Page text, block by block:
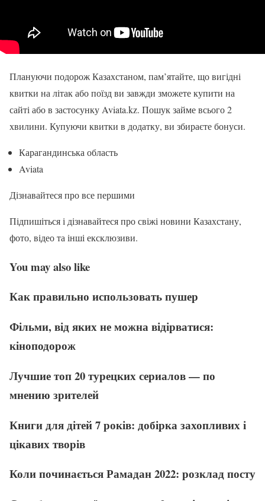
Плануючи подорож Казахстаном, пам’ятайте, що вигідні
квитки на літак або поїзд ви завжди зможете купити на
сайті або в застосунку Aviata.kz. Пошук займе всього 2
хвилини. Купуючи квитки в додатку, ви збираєте бонуси.
Карагандинська область
Aviata
Дізнавайтеся про все першими
Підпишіться і дізнавайтеся про свіжі новини Казахстану,
фото, відео та інші ексклюзиви.
You may also like
Как правильно использовать пушер
Фільми, від яких не можна відірватися:
кіноподорож
Лучшие топ 20 турецких сериалов — по
мнению зрителей
Книги для дітей 7 років: добірка захопливих і
цікавих творів
Коли починається Рамадан 2022: розклад посту